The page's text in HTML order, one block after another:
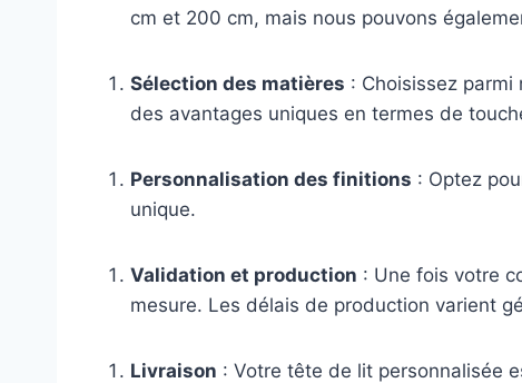
cm et 200 cm, mais nous pouvons
Sélection des matières : Choisissez
des avantages uniques en termes de
Personnalisation des finitions : Optez
unique.
Validation et production : Une fois votre
mesure. Les délais de production varient
Livraison : Votre tête de lit personnalisée